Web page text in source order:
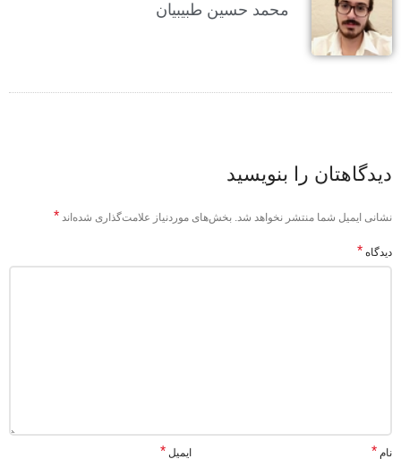
محمد حسین طبیبیان
دیدگاهتان را بنویسید
نشانی ایمیل شما منتشر نخواهد شد. بخش‌های موردنیاز علامت‌گذاری شده‌اند *
دیدگاه *
نام * ایمیل *